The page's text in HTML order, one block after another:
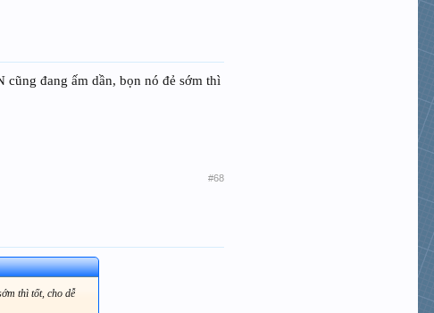
đang ấm dần, bọn nó đẻ sớm thì
#68
thì tốt, cho dễ